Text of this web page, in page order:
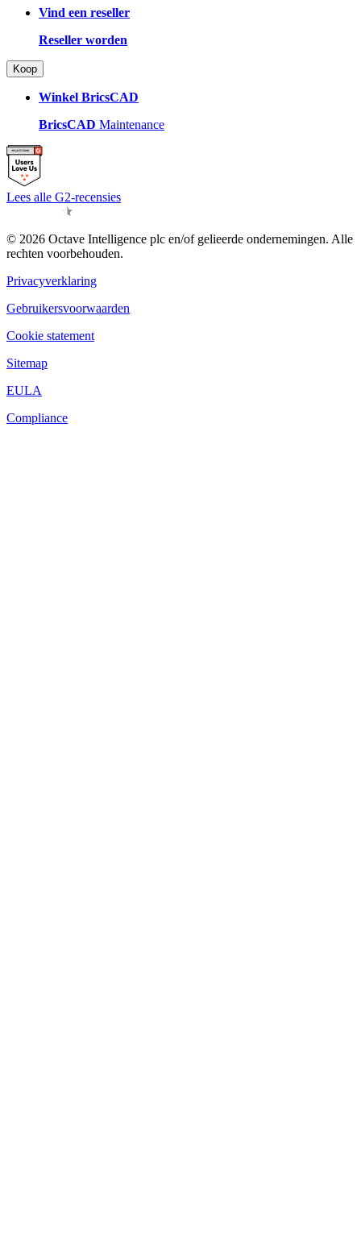
Vind een reseller
Reseller worden
Koop
Winkel BricsCAD
BricsCAD Maintenance
Lees alle G2-recensies
© 2026 Octave Intelligence plc en/of gelieerde ondernemingen. Alle
rechten voorbehouden.
Privacyverklaring
Gebruikersvoorwaarden
Cookie statement
Sitemap
EULA
Compliance